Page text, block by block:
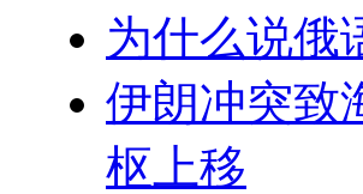
为什么说俄
伊朗冲突致
枢上移